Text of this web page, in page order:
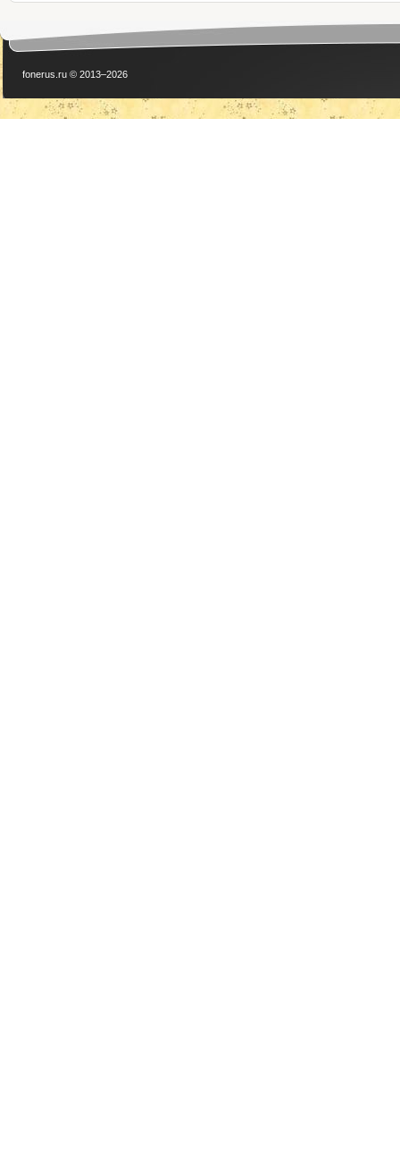
fonerus.ru © 2013–2026